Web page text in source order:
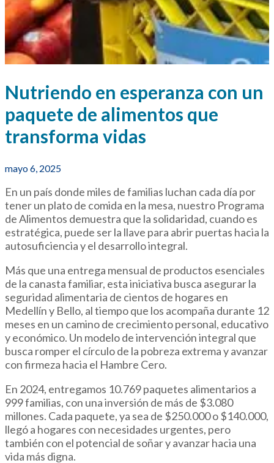
Nutriendo en esperanza con un
paquete de alimentos que
transforma vidas
mayo 6, 2025
En un país donde miles de familias luchan cada día por
tener un plato de comida en la mesa, nuestro Programa
de Alimentos demuestra que la solidaridad, cuando es
estratégica, puede ser la llave para abrir puertas hacia la
autosuficiencia y el desarrollo integral.
Más que una entrega mensual de productos esenciales
de la canasta familiar, esta iniciativa busca asegurar la
seguridad alimentaria de cientos de hogares en
Medellín y Bello, al tiempo que los acompaña durante 12
meses en un camino de crecimiento personal, educativo
y económico. Un modelo de intervención integral que
busca romper el círculo de la pobreza extrema y avanzar
con firmeza hacia el Hambre Cero.
En 2024, entregamos 10.769 paquetes alimentarios a
999 familias, con una inversión de más de $3.080
millones. Cada paquete, ya sea de $250.000 o $140.000,
llegó a hogares con necesidades urgentes, pero
también con el potencial de soñar y avanzar hacia una
vida más digna.